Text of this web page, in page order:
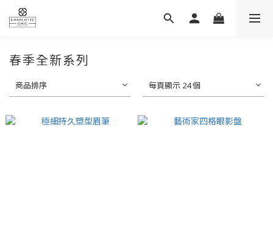
春季全新系列
商品排序 每頁顯示 24 個